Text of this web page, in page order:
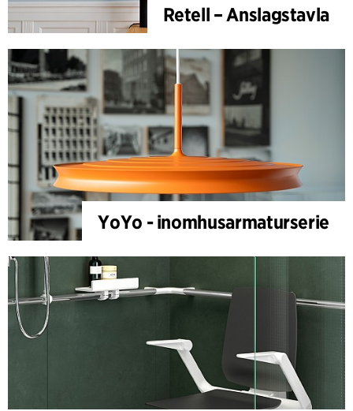
Retell – Anslagstavla
YoYo - inomhusarmaturserie